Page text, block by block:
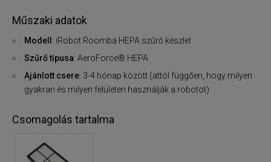
Műszaki adatok
Modell : iRobot Roomba HEPA szűrő készlet
Szűrő típusa: AeroForce® HEPA
Ajánlott csere: 3-4 hónap között (attól függően, hogy milyen
gyakran és milyen felületen használják a robotot)
Csomagolás tartalma